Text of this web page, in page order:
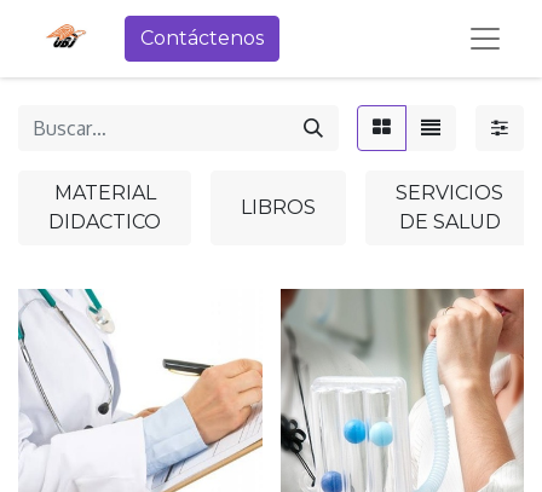
Contáctenos
MATERIAL
DIDACTICO
LIBROS
SERVICIOS
DE SALUD